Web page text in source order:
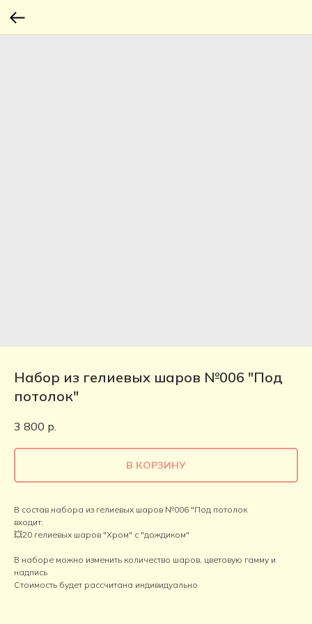
Набор из гелиевых шаров №006 "Под
потолок"
3 800 р.
В КОРЗИНУ
В состав набора из гелиевых шаров №006 "Под потолок
входит:
💥20 гелиевых шаров "Хром" с "дождиком"
В наборе можно изменить количество шаров, цветовую гамму и
надпись
Стоимость будет рассчитана индивидуально